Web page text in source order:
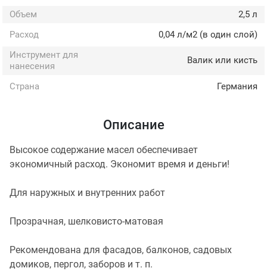
Объем
2,5 л
Расход
0,04 л/м2 (в один слой)
Инструмент для
нанесения
Валик или кисть
Страна Германия
Описание
Высокое содержание масел обеспечивает
экономичный расход. Экономит время и деньги!
Для наружных и внутренних работ
Прозрачная, шелковисто-матовая
Рекомендована для фасадов, балконов, садовых
домиков, пергол, заборов и т. п.